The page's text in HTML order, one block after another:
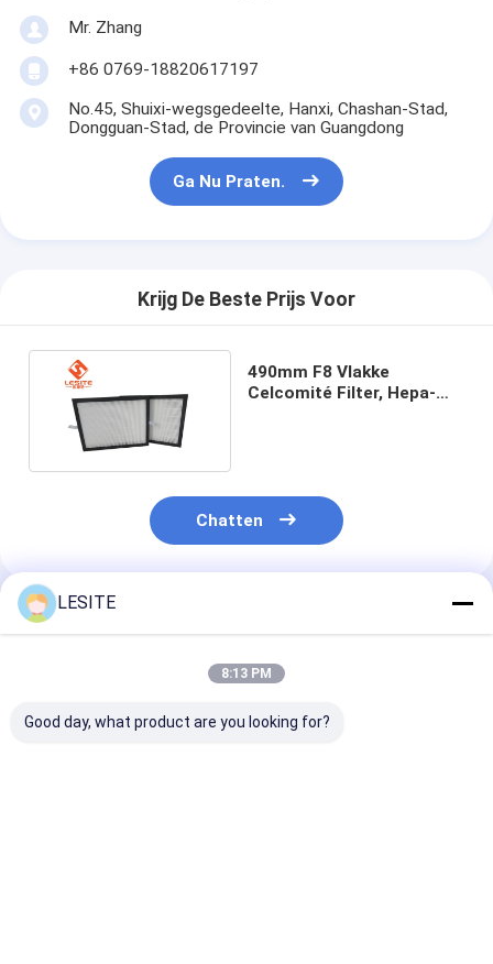
Mr. Zhang
+86 0769-18820617197
No.45, Shuixi-wegsgedeelte, Hanxi, Chashan-Stad,
Dongguan-Stad, de Provincie van Guangdong
Ga Nu Praten.
Krijg De Beste Prijs Voor
490mm F8 Vlakke
Celcomité Filter, Hepa-
Chatten
Geadviseerde Producten
LESITE
8:13 PM
Good day, what product are you looking for?